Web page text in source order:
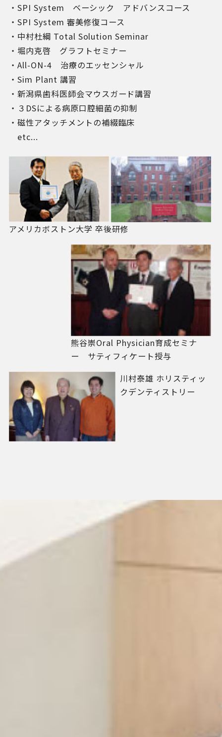
・SPI System ベーシック アドバンスコース
・SPI System 審美修復コース
・中村杜綱 Total Solution Seminar
・堀内克啓 グラフトセミナー
・All-ON-4 治療のエッセンシャル
・Sim Plant 講習
・新潟県歯科医師会マウスガード講習
・３DSによる病原口腔細菌の抑制
・磁性アタッチメントの補綴臨床
etc...
アメリカボストン大学 卒後研修
熊谷崇Oral Physician育成セミナ
ー サティフィケート授与
川村泰雄 ホリスティッ
クデンティストリー